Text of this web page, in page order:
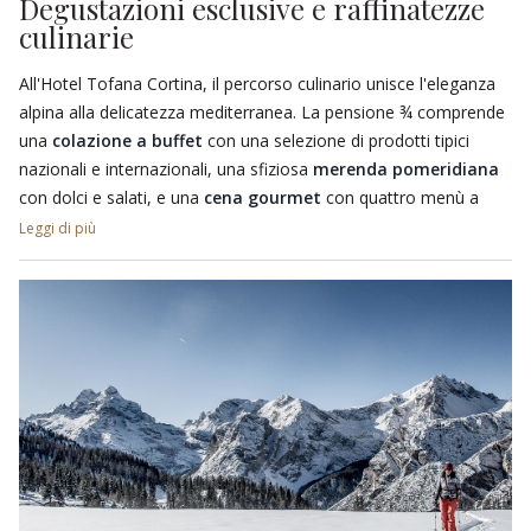
vista panoramica e l'altra con letti di fieno naturale e lettini a
infrarossi, perfette per un relax totale.
Degustazioni esclusive e raffinatezze
culinarie
All'Hotel Tofana Cortina, il percorso culinario unisce l'eleganza
alpina alla delicatezza mediterranea. La pensione ¾ comprende
una colazione a buffet con una selezione di prodotti tipici
nazionali e internazionali, una sfiziosa merenda pomeridiana
con dolci e salati, e una cena gourmet con quattro menù a
scelta. Il tutto abbinato alla
altoatesini, italiani e internazionali. Al Cocktail Bar potrete
scegliere tra una varietà di vini, distillati pregiati e cocktail
degustazioni di vini
Leggi di più